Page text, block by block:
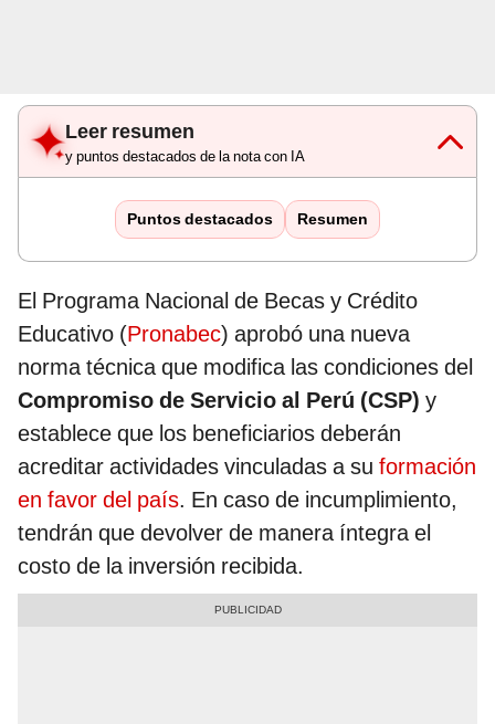
Leer resumen
y puntos destacados de la nota con IA
Puntos destacados Resumen
El Programa Nacional de Becas y Crédito
Educativo (Pronabec) aprobó una nueva
norma técnica que modifica las condiciones del
Compromiso de Servicio al Perú (CSP) y
establece que los beneficiarios deberán
acreditar actividades vinculadas a su formación
en favor del país. En caso de incumplimiento,
tendrán que devolver de manera íntegra el
costo de la inversión recibida.